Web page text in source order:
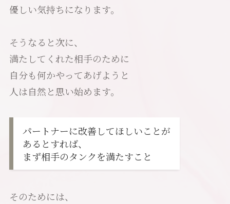
優しい気持ちになります。
そうなると次に、
満たしてくれた相手のために
自分も何かやってあげようと
人は自然と思い始めます。
パートナーに改善してほしいことが
あるとすれば、
まず相手のタンクを満たすこと
そのためには、